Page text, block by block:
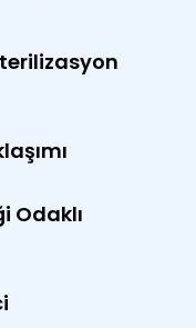
Odaklı